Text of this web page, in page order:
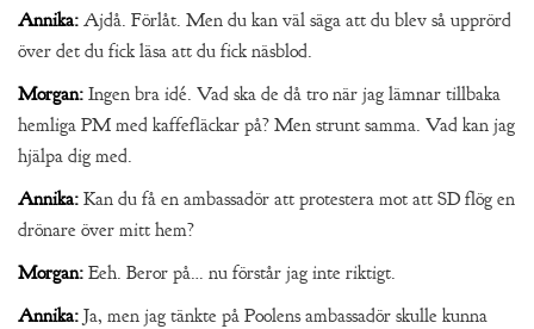
Annika: Ajdå. Förlåt. Men du kan väl säga att du blev så upprörd
över det du fick läsa att du fick näsblod.
Morgan: Ingen bra idé. Vad ska de då tro när jag lämnar tillbaka
hemliga PM med kaffefläckar på? Men strunt samma. Vad kan jag
hjälpa dig med.
Annika: Kan du få en ambassadör att protestera mot att SD flög en
drönare över mitt hem?
Morgan: Eeh. Beror på… nu förstår jag inte riktigt.
Annika: Ja, men jag tänkte på Poolens ambassadör skulle kunna